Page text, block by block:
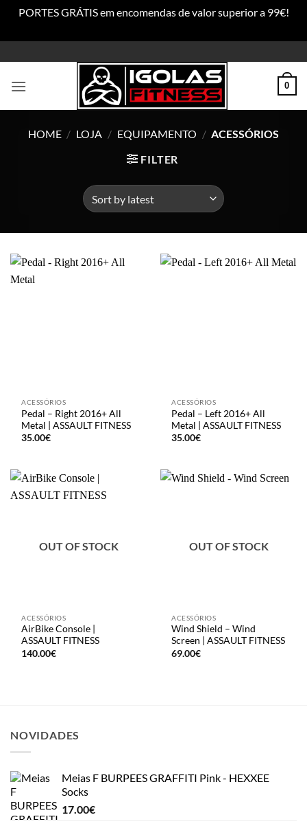
PORTES GRÁTIS em encomendas de valor superior a 99€!
to
content
0
HOME / LOJA / EQUIPAMENTO / ACESSÓRIOS
FILTER
ACESSÓRIOS
Pedal – Right 2016+ All
Metal | ASSAULT FITNESS
35.00€
ACESSÓRIOS
Pedal – Left 2016+ All
Metal | ASSAULT FITNESS
35.00€
OUT OF STOCK
ACESSÓRIOS
AirBike Console |
ASSAULT FITNESS
140.00€
OUT OF STOCK
ACESSÓRIOS
Wind Shield – Wind
Screen | ASSAULT FITNESS
69.00€
NOVIDADES
Meias F BURPEES GRAFFITI Pink - HEXXEE
Socks
17.00€